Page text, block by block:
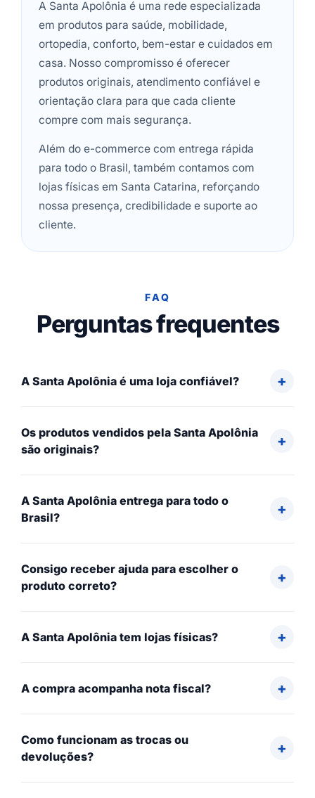
A Santa Apolônia é uma rede especializada
em produtos para saúde, mobilidade,
ortopedia, conforto, bem-estar e cuidados em
casa. Nosso compromisso é oferecer
produtos originais, atendimento confiável e
orientação clara para que cada cliente
compre com mais segurança.
Além do e-commerce com entrega rápida
para todo o Brasil, também contamos com
lojas físicas em Santa Catarina, reforçando
nossa presença, credibilidade e suporte ao
cliente.
FAQ
Perguntas frequentes
A Santa Apolônia é uma loja confiável?
Os produtos vendidos pela Santa Apolônia
são originais?
A Santa Apolônia entrega para todo o
Brasil?
Consigo receber ajuda para escolher o
produto correto?
A Santa Apolônia tem lojas físicas?
A compra acompanha nota fiscal?
Como funcionam as trocas ou
devoluções?